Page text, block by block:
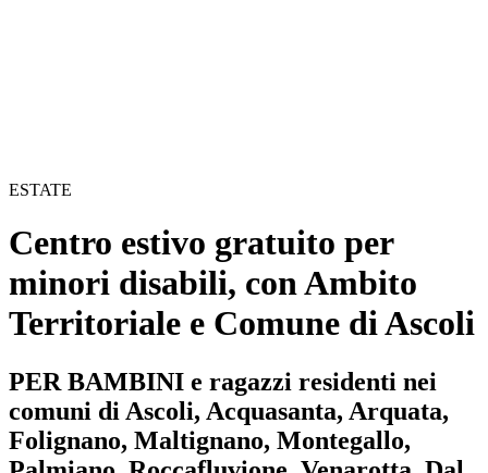
ESTATE
Centro estivo gratuito per
minori disabili, con Ambito
Territoriale e Comune di Ascoli
PER BAMBINI e ragazzi residenti nei
comuni di Ascoli, Acquasanta, Arquata,
Folignano, Maltignano, Montegallo,